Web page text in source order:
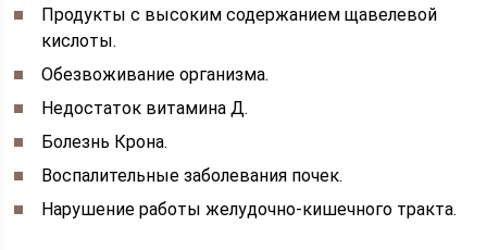
Продукты с высоким содержанием щавелевой
кислоты.
Обезвоживание организма.
Недостаток витамина Д.
Болезнь Крона.
Воспалительные заболевания почек.
Нарушение работы желудочно-кишечного тракта.